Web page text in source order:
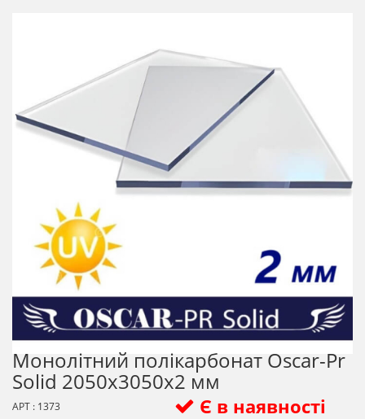
Монолітний полікарбонат Oscar-Pr
Solid 2050х3050х2 мм
Є в наявності
АРТ : 1373